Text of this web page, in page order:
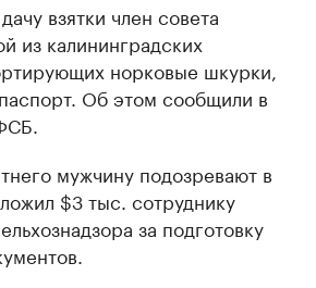
взятки член совета
из калининградских
норковые шкурки,
Об этом сообщили в
мужчину подозревают в
$3 тыс. сотруднику
за подготовку